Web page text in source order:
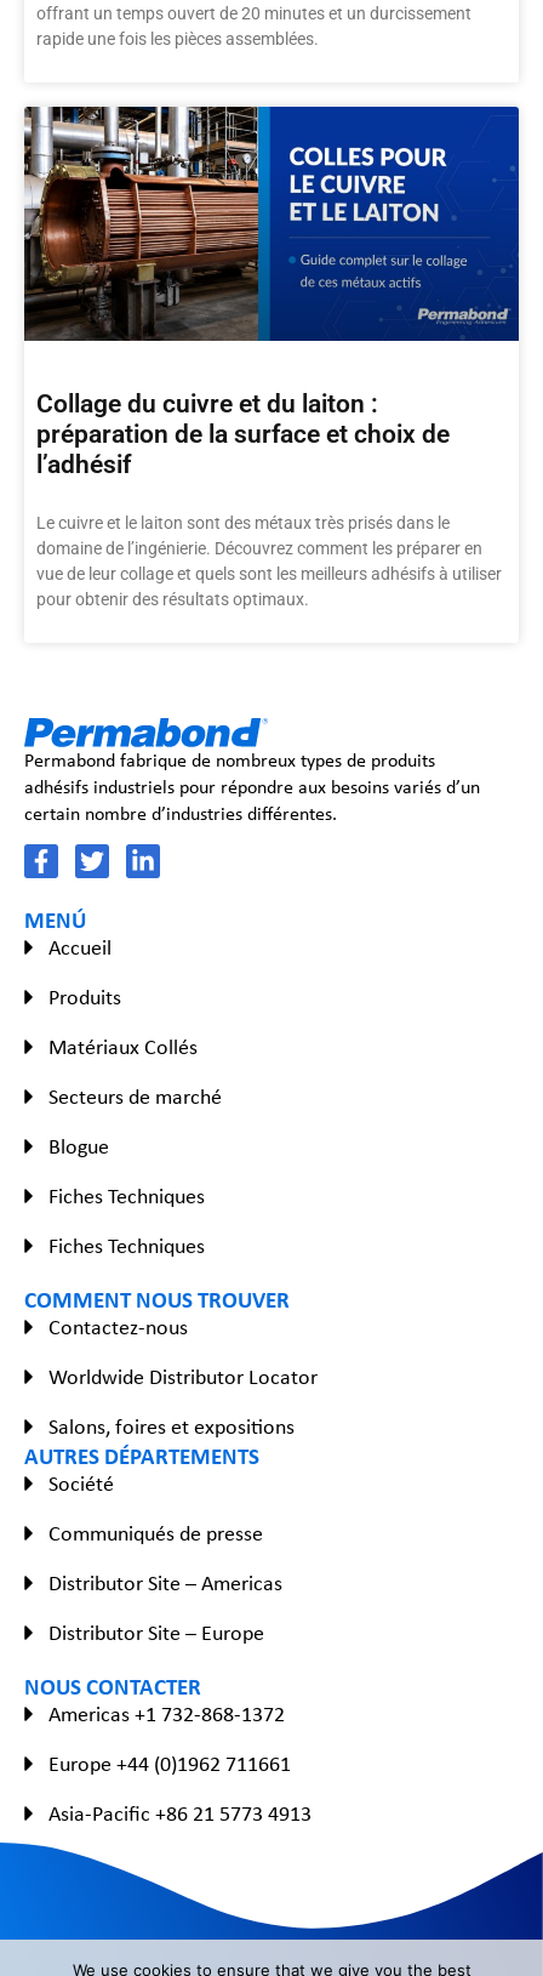
offrant un temps ouvert de 20 minutes et un durcissement
rapide une fois les pièces assemblées.
Collage du cuivre et du laiton :
préparation de la surface et choix de
l’adhésif
Le cuivre et le laiton sont des métaux très prisés dans le
domaine de l’ingénierie. Découvrez comment les préparer en
vue de leur collage et quels sont les meilleurs adhésifs à utiliser
pour obtenir des résultats optimaux.
Permabond fabrique de nombreux types de produits
adhésifs industriels pour répondre aux besoins variés d’un
certain nombre d’industries différentes.
MENÚ
Accueil
Produits
Matériaux Collés
Secteurs de marché
Blogue
Fiches Techniques
Fiches Techniques
COMMENT NOUS TROUVER
Contactez-nous
Worldwide Distributor Locator
Salons, foires et expositions
AUTRES DÉPARTEMENTS
Société
Communiqués de presse
Distributor Site – Americas
Distributor Site – Europe
NOUS CONTACTER
Americas +1 732-868-1372
Europe +44 (0)1962 711661
Asia-Pacific +86 21 5773 4913
We use cookies to ensure that we give you the best